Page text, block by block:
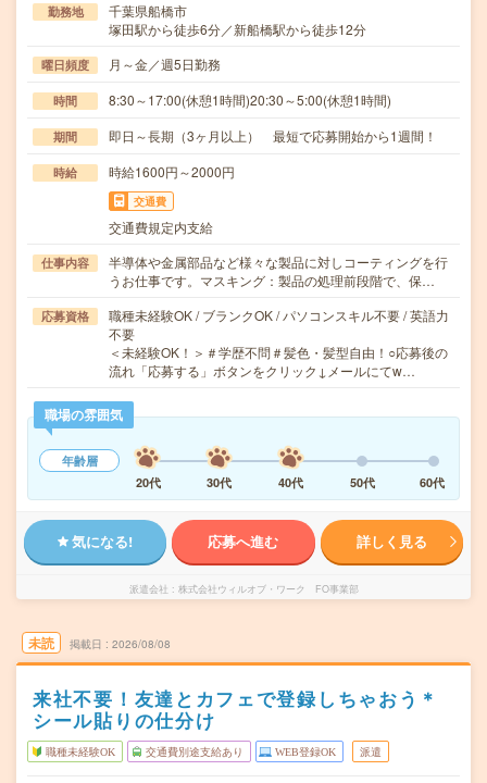
勤務地
千葉県船橋市
塚田駅から徒歩6分／新船橋駅から徒歩12分
曜日頻度 月～金／週5日勤務
時間 8:30～17:00(休憩1時間)20:30～5:00(休憩1時間)
期間 即日～長期（3ヶ月以上） 最短で応募開始から1週間！
時給 時給1600円～2000円
交通費
交通費規定内支給
仕事内容
半導体や金属部品など様々な製品に対しコーティングを行
うお仕事です。マスキング：製品の処理前段階で、保…
応募資格
職種未経験OK / ブランクOK / パソコンスキル不要 / 英語力
不要
＜未経験OK！＞＃学歴不問＃髪色・髪型自由！○応募後の
流れ「応募する」ボタンをクリック↓メールにてw…
職場の雰囲気
年齢層
20代
30代 40代 50代 60代
気になる! 応募へ進む 詳しく見る
派遣会社 株式会社ウィルオブ・ワーク FO事業部
未読 掲載日 2026/08/08
来社不要！友達とカフェで登録しちゃおう＊
シール貼りの仕分け
職種未経験OK 交通費別途支給あり WEB登録OK 派遣